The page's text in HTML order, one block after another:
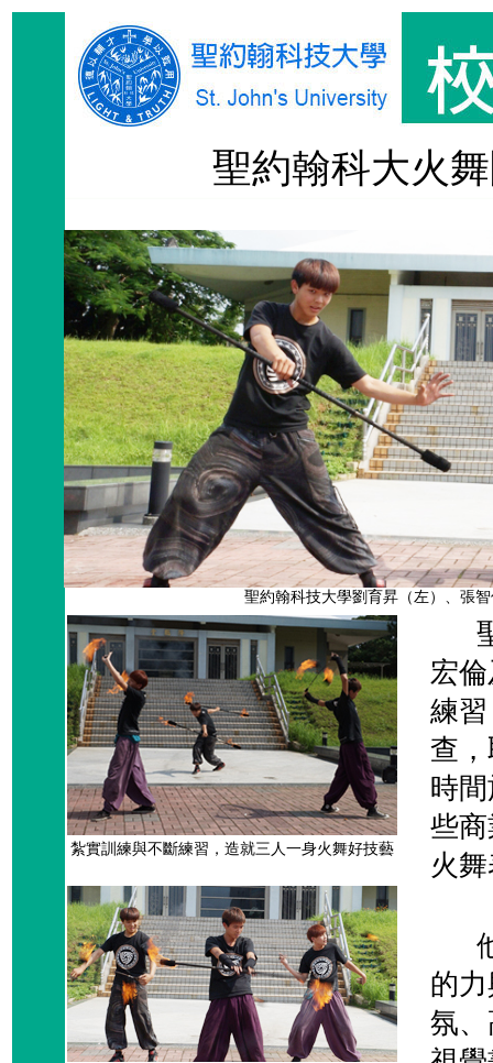
聖約翰科大火
聖約翰科技大學劉育昇（左）、張
紮實訓練與不斷練習，造就三人一身火舞好技藝
聖
宏
練
查
時
些
火
他
的
氛